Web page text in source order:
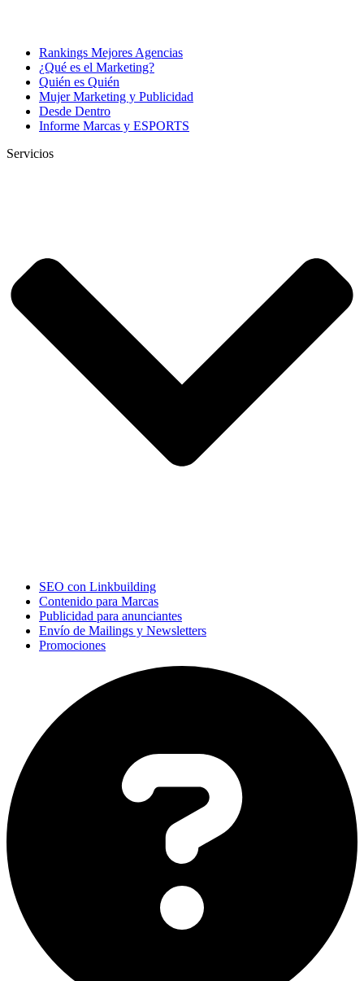
Rankings Mejores Agencias
¿Qué es el Marketing?
Quién es Quién
Mujer Marketing y Publicidad
Desde Dentro
Informe Marcas y ESPORTS
Servicios
SEO con Linkbuilding
Contenido para Marcas
Publicidad para anunciantes
Envío de Mailings y Newsletters
Promociones